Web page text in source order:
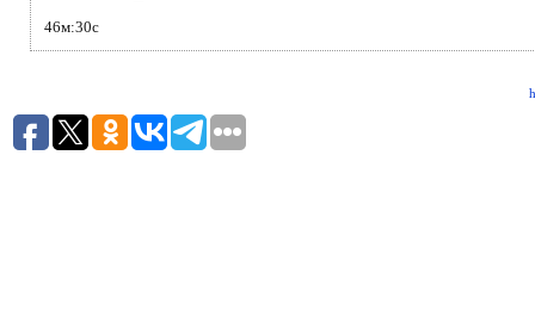
46м:30с